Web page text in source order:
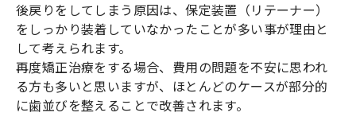
後戻りをしてしまう原因は、保定装置（リテーナー）
をしっかり装着していなかったことが多い事が理由と
して考えられます。
再度矯正治療をする場合、費用の問題を不安に思われ
る方も多いと思いますが、ほとんどのケースが部分的
に歯並びを整えることで改善されます。